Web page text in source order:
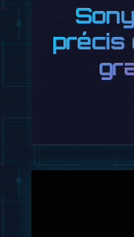
précis